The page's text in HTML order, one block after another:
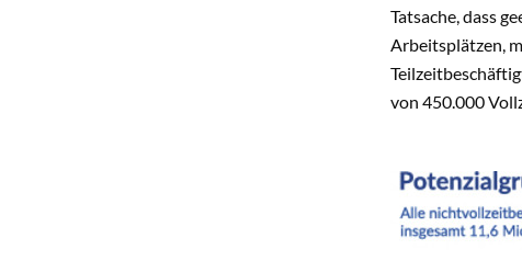
Tatsache, dass
Arbeitsplätzen,
von 450.000